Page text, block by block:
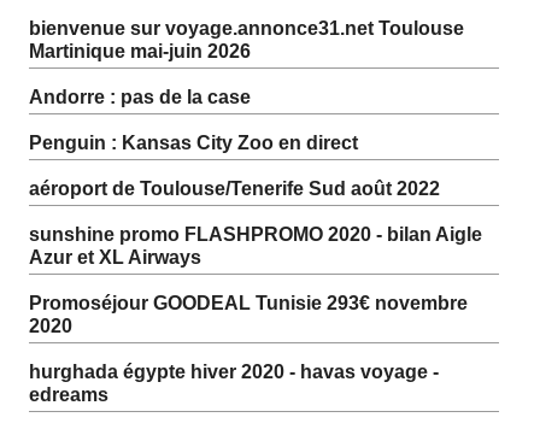
bienvenue sur voyage.annonce31.net Toulouse
Martinique mai-juin 2026
Andorre : pas de la case
Penguin : Kansas City Zoo en direct
aéroport de Toulouse/Tenerife Sud août 2022
sunshine promo FLASHPROMO 2020 - bilan Aigle
Azur et XL Airways
Promoséjour GOODEAL Tunisie 293€ novembre
2020
hurghada égypte hiver 2020 - havas voyage -
edreams